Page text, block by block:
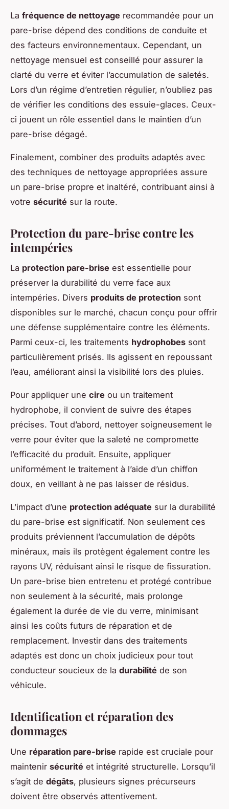
La fréquence de nettoyage recommandée pour un
pare-brise dépend des conditions de conduite et
des facteurs environnementaux. Cependant, un
nettoyage mensuel est conseillé pour assurer la
clarté du verre et éviter l’accumulation de saletés.
Lors d’un régime d’entretien régulier, n’oubliez pas
de vérifier les conditions des essuie-glaces. Ceux-
ci jouent un rôle essentiel dans le maintien d’un
pare-brise dégagé.
Finalement, combiner des produits adaptés avec
des techniques de nettoyage appropriées assure
un pare-brise propre et inaltéré, contribuant ainsi à
votre sécurité sur la route.
Protection du pare-brise contre les
intempéries
La protection pare-brise est essentielle pour
préserver la durabilité du verre face aux
intempéries. Divers produits de protection sont
disponibles sur le marché, chacun conçu pour offrir
une défense supplémentaire contre les éléments.
Parmi ceux-ci, les traitements hydrophobes sont
particulièrement prisés. Ils agissent en repoussant
l’eau, améliorant ainsi la visibilité lors des pluies.
Pour appliquer une cire ou un traitement
hydrophobe, il convient de suivre des étapes
précises. Tout d’abord, nettoyer soigneusement le
verre pour éviter que la saleté ne compromette
l’efficacité du produit. Ensuite, appliquer
uniformément le traitement à l’aide d’un chiffon
doux, en veillant à ne pas laisser de résidus.
L’impact d’une protection adéquate sur la durabilité
du pare-brise est significatif. Non seulement ces
produits préviennent l’accumulation de dépôts
minéraux, mais ils protègent également contre les
rayons UV, réduisant ainsi le risque de fissuration.
Un pare-brise bien entretenu et protégé contribue
non seulement à la sécurité, mais prolonge
également la durée de vie du verre, minimisant
ainsi les coûts futurs de réparation et de
remplacement. Investir dans des traitements
adaptés est donc un choix judicieux pour tout
conducteur soucieux de la durabilité de son
véhicule.
Identification et réparation des
dommages
Une réparation pare-brise rapide est cruciale pour
maintenir sécurité et intégrité structurelle. Lorsqu’il
s’agit de dégâts, plusieurs signes précurseurs
doivent être observés attentivement.